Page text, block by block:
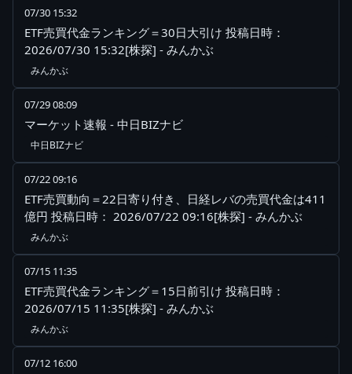
07/30 15:32
ETF売買代金ランキング＝30日大引け 投稿日時：
2026/07/30 15:32[株探] - みんかぶ
みんかぶ
07/29 08:09
マーケット速報 - 中日BIZナビ
中日BIZナビ
07/22 09:16
ETF売買動向＝22日寄り付き、日経レバの売買代金は411
億円 投稿日時： 2026/07/22 09:16[株探] - みんかぶ
みんかぶ
07/15 11:35
ETF売買代金ランキング＝15日前引け 投稿日時：
2026/07/15 11:35[株探] - みんかぶ
みんかぶ
07/12 16:00